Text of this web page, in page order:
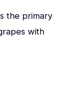
the primary
with